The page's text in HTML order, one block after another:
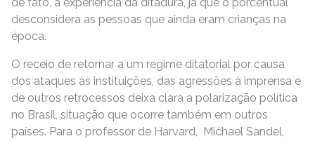
desconsidera as pessoas que ainda eram crianças na
época.
O receio de retornar a um regime ditatorial por causa
dos ataques às instituições, das agressões à imprensa e
de outros retrocessos deixa clara a polarização política
no Brasil, situação que ocorre também em outros
países. Para o professor de Harvard, Michael Sandel,